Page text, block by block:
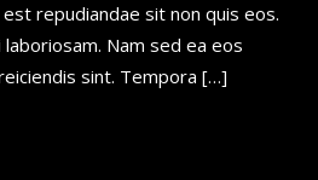
repudiandae sit non quis eos.
Nam sed ea eos
sint. Tempora […]